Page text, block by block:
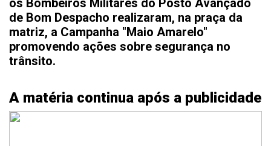
os Bombeiros Militares do Posto Avançado
de Bom Despacho realizaram, na praça da
matriz, a Campanha "Maio Amarelo"
promovendo ações sobre segurança no
trânsito.
A matéria continua após a publicidade